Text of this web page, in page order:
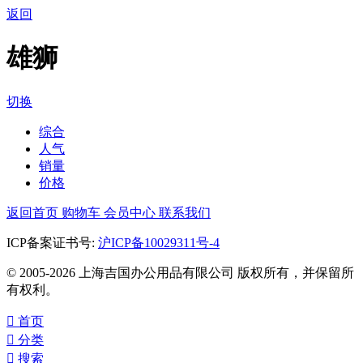
返回
雄狮
切换
综合
人气
销量
价格
返回首页 购物车 会员中心 联系我们
ICP备案证书号: 沪ICP备10029311号-4
© 2005-2026 上海吉国办公用品有限公司 版权所有，并保留所
有权利。
 首页
 分类
 搜索